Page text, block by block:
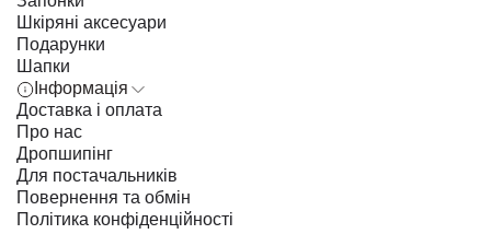
Шкіряні аксесуари
Подарунки
Шапки
Інформація
Доставка і оплата
Про нас
Дропшипінг
Для постачальників
Повернення та обмін
Політика конфіденційності